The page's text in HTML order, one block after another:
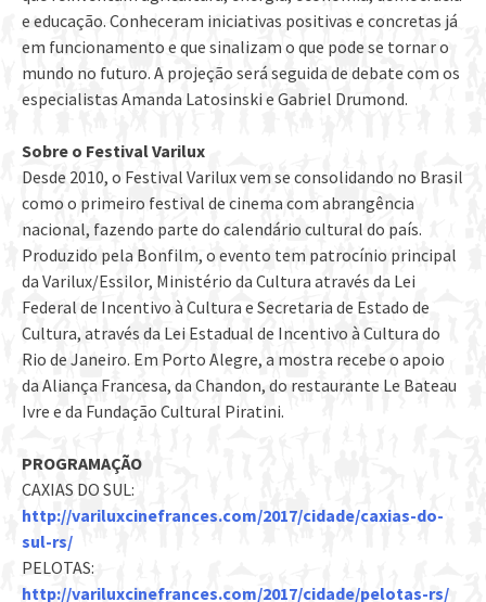
e educação. Conheceram iniciativas positivas e concretas já
em funcionamento e que sinalizam o que pode se tornar o
mundo no futuro. A projeção será seguida de debate com os
especialistas Amanda Latosinski e Gabriel Drumond.
Sobre o Festival Varilux
Desde 2010, o Festival Varilux vem se consolidando no Brasil
como o primeiro festival de cinema com abrangência
nacional, fazendo parte do calendário cultural do país.
Produzido pela Bonfilm, o evento tem patrocínio principal
da Varilux/Essilor, Ministério da Cultura através da Lei
Federal de Incentivo à Cultura e Secretaria de Estado de
Cultura, através da Lei Estadual de Incentivo à Cultura do
Rio de Janeiro. Em Porto Alegre, a mostra recebe o apoio
da Aliança Francesa, da Chandon, do restaurante Le Bateau
Ivre e da Fundação Cultural Piratini.
PROGRAMAÇÃO
CAXIAS DO SUL:
http://variluxcinefrances.com/2017/cidade/caxias-do-
sul-rs/
PELOTAS:
http://variluxcinefrances.com/2017/cidade/pelotas-rs/